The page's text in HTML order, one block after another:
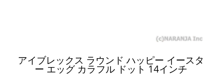
アイブレックス ラウンド ハッピー イースタ
ー エッグ カラフル ドット 14インチ